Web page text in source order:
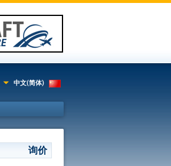
中文(简体)
询价